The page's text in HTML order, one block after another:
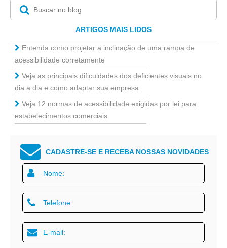
ARTIGOS MAIS LIDOS
Entenda como projetar a inclinação de uma rampa de
acessibilidade corretamente
Veja as principais dificuldades dos deficientes visuais no
dia a dia e como adaptar sua empresa
Veja 12 normas de acessibilidade exigidas por lei para
estabelecimentos comerciais
CADASTRE-SE E RECEBA NOSSAS NOVIDADES